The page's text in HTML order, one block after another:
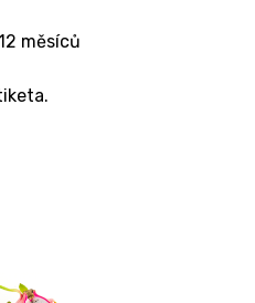
měsíců